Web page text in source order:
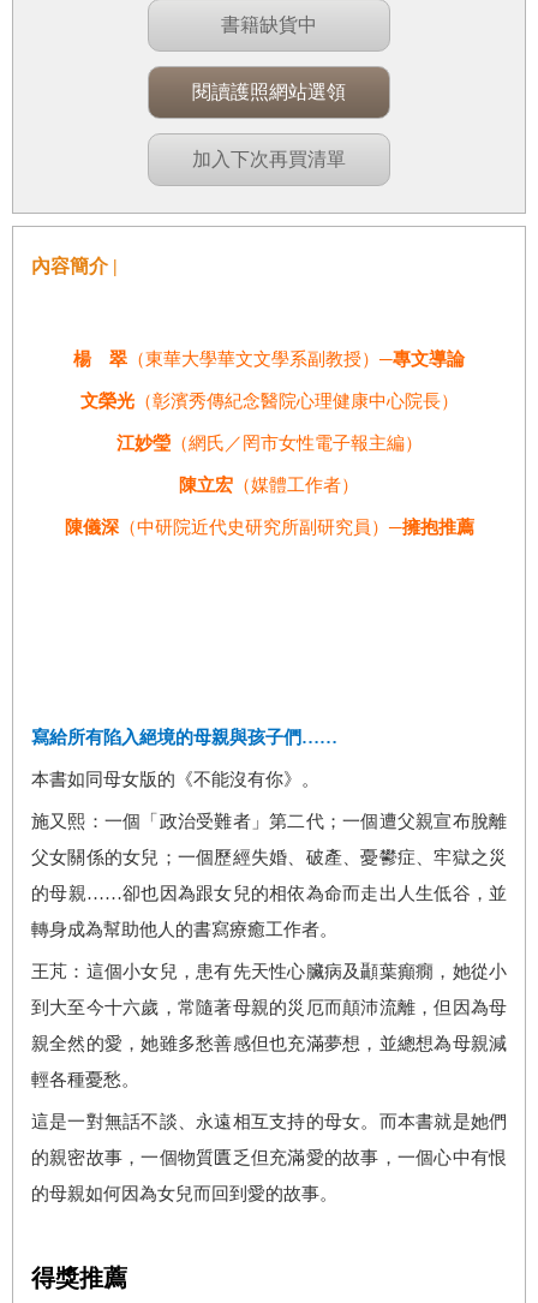
書籍缺貨中
閱讀護照網站選領
加入下次再買清單
內容簡介 |
楊 翠 （東華大學華文文學系副教授） ─專文導論
文榮光（彰濱秀傳紀念醫院心理健康中心院長）
江妙瑩（網氏／罔市女性電子報主編）
陳立宏 （媒體工作者）
陳儀深（中研院近代史研究所副研究員） ─擁抱推薦
寫給所有陷入絕境的母親與孩子們……
本書如同母女版的《不能沒有你》。
施又熙：一個「政治受難者」第二代；一個遭父親宣布脫離
父女關係的女兒；一個歷經失婚、破產、憂鬰症、牢獄之災
的母親……卻也因為跟女兒的相依為命而走出人生低谷，並
轉身成為幫助他人的書寫療癒工作者。
王芃：這個小女兒，患有先天性心臟病及顳葉癲癇，她從小
到大至今十六歲，常隨著母親的災厄而顛沛流離，但因為母
親全然的愛，她雖多愁善感但也充滿夢想，並總想為母親減
輕各種憂愁。
這是一對無話不談、永遠相互支持的母女。而本書就是她們
的親密故事，一個物質匱乏但充滿愛的故事，一個心中有恨
的母親如何因為女兒而回到愛的故事。
得獎推薦